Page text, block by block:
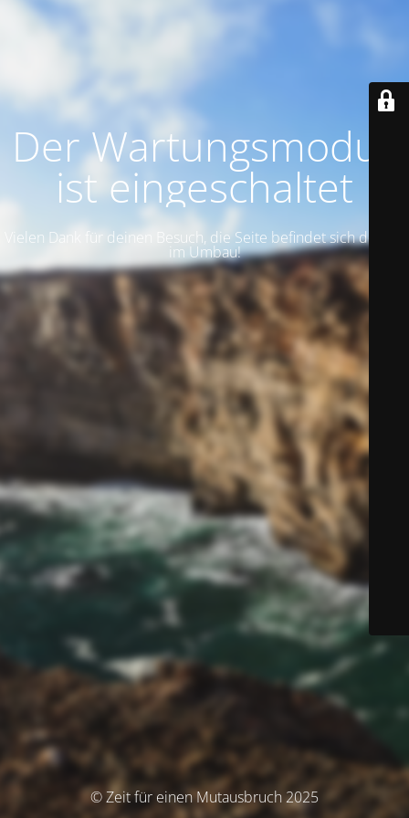
Der Wartungsmodus
ist eingeschaltet
Vielen Dank für deinen Besuch, die Seite befindet sich derzeit
im Umbau!
© Zeit für einen Mutausbruch 2025